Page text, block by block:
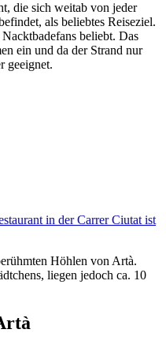
die sich weitab von jeder
als beliebtes Reiseziel.
beliebt. Das
ein und da der Strand nur
geeignet.
in der Carrer Ciutat ist
Höhlen von Artà.
liegen jedoch ca. 10